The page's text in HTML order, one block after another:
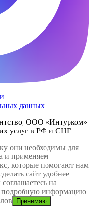
данных
ООО «Интурком»
услуг в РФ и СНГ
они необходимы для
и применяем
которые помогают нам
сайт удобнее.
на
подробную информацию
Принимаю